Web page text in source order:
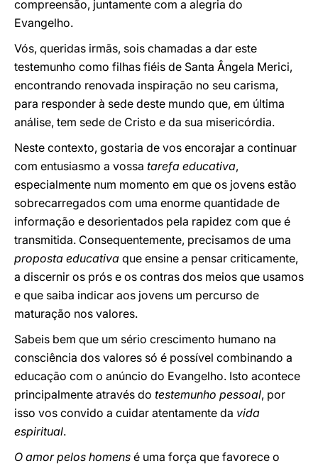
compreensão, juntamente com a alegria do
Evangelho.
Vós, queridas irmãs, sois chamadas a dar este
testemunho como filhas fiéis de Santa Ângela Merici,
encontrando renovada inspiração no seu carisma,
para responder à sede deste mundo que, em última
análise, tem sede de Cristo e da sua misericórdia.
Neste contexto, gostaria de vos encorajar a continuar
com entusiasmo a vossa tarefa educativa,
especialmente num momento em que os jovens estão
sobrecarregados com uma enorme quantidade de
informação e desorientados pela rapidez com que é
transmitida. Consequentemente, precisamos de uma
proposta educativa que ensine a pensar criticamente,
a discernir os prós e os contras dos meios que usamos
e que saiba indicar aos jovens um percurso de
maturação nos valores.
Sabeis bem que um sério crescimento humano na
consciência dos valores só é possível combinando a
educação com o anúncio do Evangelho. Isto acontece
principalmente através do testemunho pessoal, por
isso vos convido a cuidar atentamente da vida
espiritual.
O amor pelos homens é uma força que favorece o